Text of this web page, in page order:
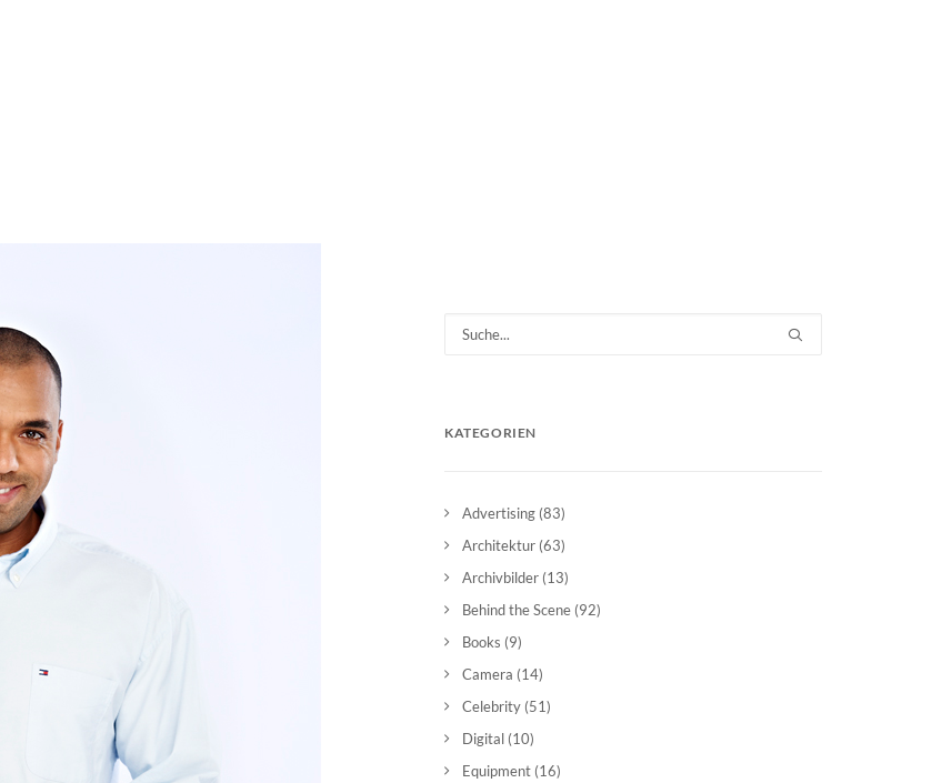
KATEGORIEN
Advertising (83)
Architektur (63)
Archivbilder (13)
Behind the Scene (92)
Books (9)
Camera (14)
Celebrity (51)
Digital (10)
Equipment (16)